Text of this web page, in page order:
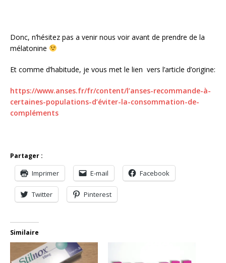
Donc, n’hésitez pas a venir nous voir avant de prendre de la
mélatonine
Et comme d’habitude, je vous met le lien vers l’article d’origine:
https://www.anses.fr/fr/content/l’anses-recommande-à-
certaines-populations-d’éviter-la-consommation-de-
compléments
Partager :
Imprimer E-mail Facebook
Twitter Pinterest
Similaire